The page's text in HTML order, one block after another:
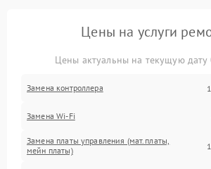
Цены на услуги
Цены актуальны на текущую дату
Замена контроллера
Замена Wi-Fi
Замена платы управления (мат.платы,
мейн платы)